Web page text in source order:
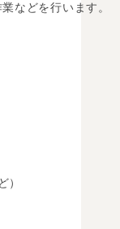
などを行います。
）